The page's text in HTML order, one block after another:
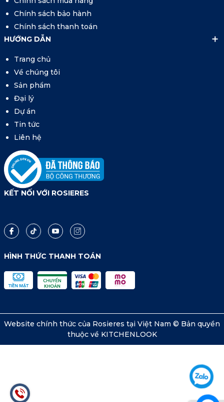
Chính sách bảo hành
Chính sách thanh toán
HƯỚNG DẪN
Trang chủ
Về chúng tôi
Sản phẩm
Đại lý
Dự án
Tin tức
Liên hệ
KẾT NỐI VỚI ROSIERES
HÌNH THỨC THANH TOÁN
Website chính thức của Rosieres tại Việt Nam © Bản quyền
thuộc về KITCHENLOOK